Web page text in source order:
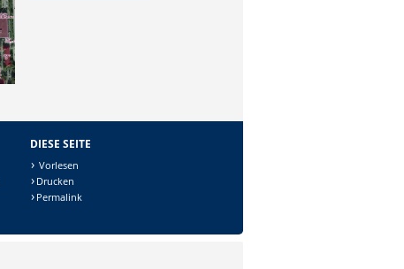
DIESE SEITE
Vorlesen
Drucken
Permalink